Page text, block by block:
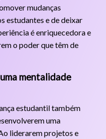
mudanças
estudantes e de deixar
é enriquecedora e
o poder que têm de
mentalidade
estudantil também
uma
liderarem projetos e